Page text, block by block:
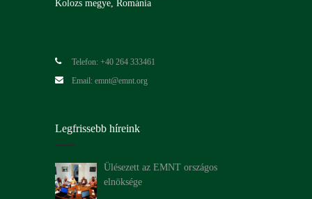
Kolozs megye, Románia
Telefon: +40 264 333461
Email: emnt@emnt.org
Legfrissebb híreink
Ülésezett az EMNT országos
elnöksége